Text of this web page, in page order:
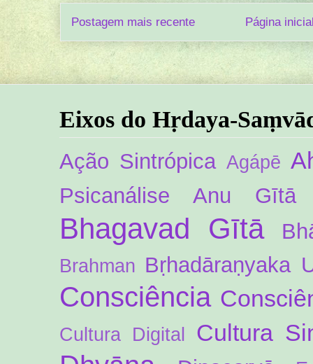
Postagem mais recente Página
Eixos do Hṛdaya-
Ação Sintrópica Agápē
Psicanálise Anu Gītā
Bhagavad Gītā
Brahman Bṛhadāraṇyaka
Consciência
Cultura Digital Cultura